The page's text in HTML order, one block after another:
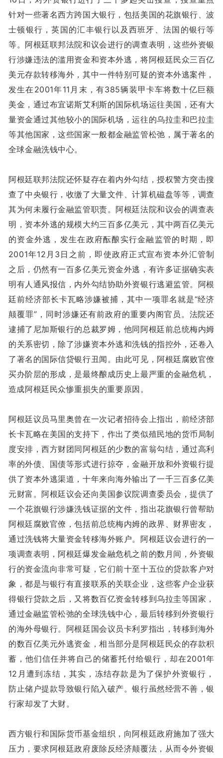
针对一些著名西方跨国大银行，包括美国的花旗银行、波
士顿银行，英国的汇丰银行以及西班牙、法国的银行等
等。阿根廷联邦法院和议会进行的调查表明，这些外资银
行涉嫌违法的滥用资金和资本外逃，将阿根廷民众三百亿
美元存款转移海外，其中一件特别可疑的资本外逃案件，
发生在2001年11月末，有385辆装甲卡车将数十亿巨额
美金，通过布宜诺斯艾利斯的国际机场运往美国，还有大
量资金通过其他较小的国际机场，运往的乌拉圭和巴拉圭
等其他国家，这些国家一般都金融监管松弛，属于著名的
全球金融洗钱中心。
阿根廷联邦法院还怀疑存在着内外勾结，授权警方突击搜
查了中央银行，收缴了大量文件、计算机磁盘等等，调查
其为何未履行金融监管职责。阿根廷法院和议会的调查表
明，资本外逃的规模大约三百多亿美元，其中两百亿美元
的资金外逃，发生在政府酝酿实行金融监管的时期，即
2001年12月3日之前，即使政府正式宣布资本外汇管制
之后，仍然有一百多亿美元资金外逃，有许多证据确实表
明有人通风报信，内外勾结协助外资银行逃避监管。阿根
廷前经济部长卡瓦略涉嫌被捕，其中一项罪名就是“经济
颠覆罪”，同时涉嫌还有前政府的重要内阁官员。法院还
逮捕了尼加斯银行的总裁罗姆，他同阿根廷前总统梅内姆
的关系密切，除了涉嫌资本外逃和洗钱的指控外，还卷入
了著名的国际信贷银行丑闻。由此可见，阿根廷腐败官僚
买办阶层的形成，是最终酿成历史上最严重的金融危机，
造成阿根廷民众惨重损失的重要原因。
阿根廷议员马里奥曾在一次记者招待会上指出，前经济部
长卡瓦略在美国的支持下，作出了类似殖民地的货币局制
度安排，西方财团同阿根廷的少数的富翁勾结，通过高利
率的外债、国债等形式进行掠夺，金融开放和外资银行提
供了资本外逃渠道，十年来向海外输出了一千三百多亿美
元财富。阿根廷议会还向美国参议院调查委员会，提供了
一个花旗银行涉嫌洗钱证据的文件，指出花旗银行曾帮助
阿根廷腐败官僚，包括前总统梅内姆的政界、财界密友，
通过洗钱将大量资金转移海外账户。阿根廷议会进行的一
项调查表明，阿根廷爆发金融危机之前的数月间，外资银
行的资金流向非常可疑，它们前十至十五位的贷款客户对
象，都是与银行有直接联系的关联企业，这些客户企业获
得银行贷款之后，又将数百亿资金转移到乌拉圭等国家，
通过金融监管松弛的全球洗钱中心，最后转移到外资银行
的海外母银行。阿根廷国会议员卡利罗指出，转移到海外
的数百亿美元外逃资金，相当部分是阿根廷民众的存款积
蓄，他们信任并将自己的储蓄托付给银行，却在2001年
12月遭到冻结，其实，冻结存款是为了保护外资银行，
防止储户提款导致银行陷入破产。银行虽然经营不善，银
行家却发了大财。
西方银行和国际货币基金组织，向阿根廷政府施加了强大
压力，要求阿根廷政府废除反经济颠覆法，从而令外资银